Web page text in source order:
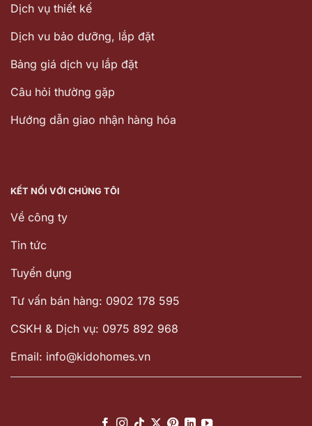
Dịch vụ thiết kế
Dịch vu bảo dưỡng, lắp đặt
Bảng giá dịch vụ lắp đặt
Câu hỏi thường gặp
Hướng dẫn giao nhận hàng hóa
KẾT NỐI VỚI CHÚNG TÔI
Về công ty
Tin tức
Tuyển dụng
Tư vấn bán hàng: 0902 178 595
CSKH & Dịch vụ: 0975 892 968
Email: info@kidohomes.vn